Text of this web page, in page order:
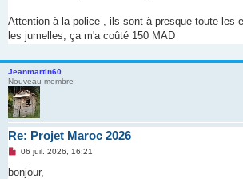
Attention à la police , ils sont à presque toute les
les jumelles, ça m'a coûté 150 MAD
Jeanmartin60
Nouveau membre
Re: Projet Maroc 2026
M
s
06 juil. 2026, 16:21
bonjour,